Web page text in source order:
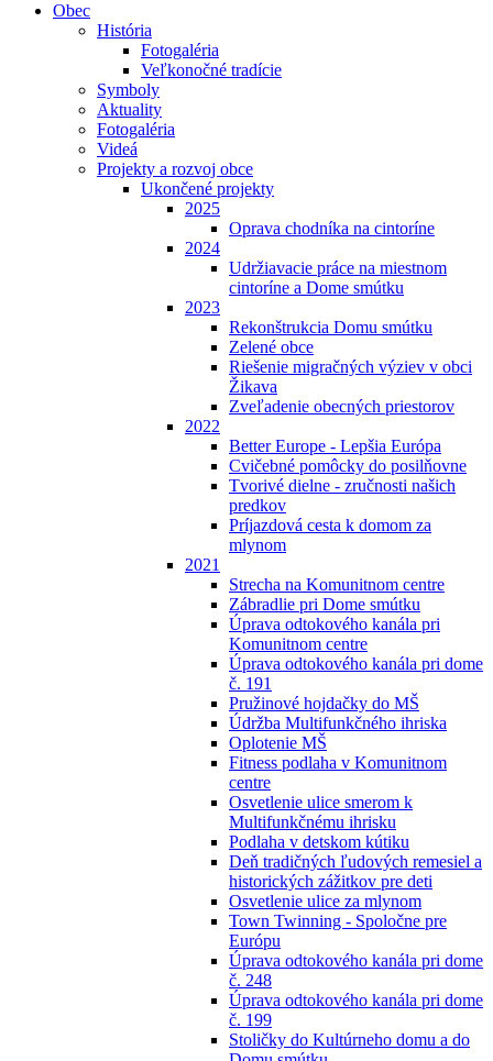
Obec
História
Fotogaléria
Veľkonočné tradície
Symboly
Aktuality
Fotogaléria
Videá
Projekty a rozvoj obce
Ukončené projekty
2025
Oprava chodníka na cintoríne
2024
Udržiavacie práce na miestnom
cintoríne a Dome smútku
2023
Rekonštrukcia Domu smútku
Zelené obce
Riešenie migračných výziev v obci
Žikava
Zveľadenie obecných priestorov
2022
Better Europe - Lepšia Európa
Cvičebné pomôcky do posilňovne
Tvorivé dielne - zručnosti našich
predkov
Príjazdová cesta k domom za
mlynom
2021
Strecha na Komunitnom centre
Zábradlie pri Dome smútku
Úprava odtokového kanála pri
Komunitnom centre
Úprava odtokového kanála pri dome
č. 191
Pružinové hojdačky do MŠ
Údržba Multifunkčného ihriska
Oplotenie MŠ
Fitness podlaha v Komunitnom
centre
Osvetlenie ulice smerom k
Multifunkčnému ihrisku
Podlaha v detskom kútiku
Deň tradičných ľudových remesiel a
historických zážitkov pre deti
Osvetlenie ulice za mlynom
Town Twinning - Spoločne pre
Európu
Úprava odtokového kanála pri dome
č. 248
Úprava odtokového kanála pri dome
č. 199
Stoličky do Kultúrneho domu a do